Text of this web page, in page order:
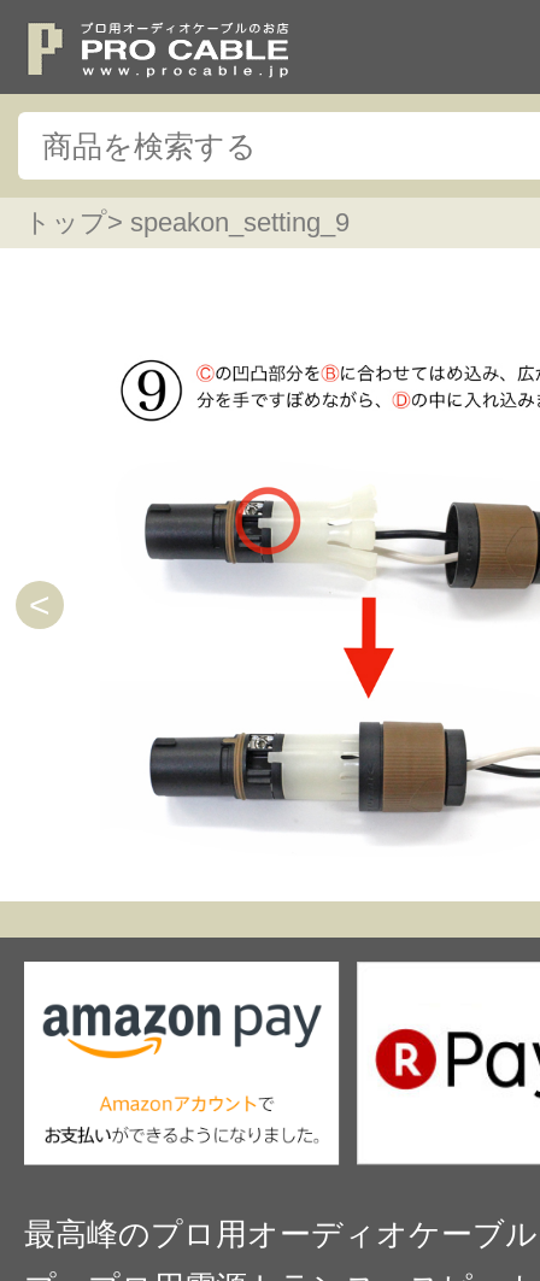
トップ> speakon_setting_9
最高峰のプロ用オーディオケーブ